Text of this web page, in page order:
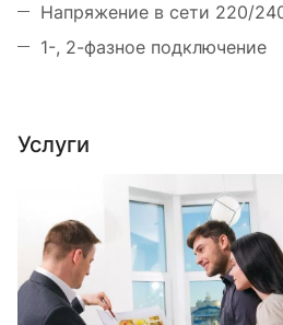
Напряжение в сети 220/
1-, 2-фазное подключение
Услуги